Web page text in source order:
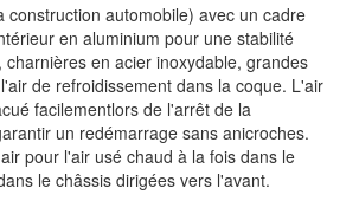
construction automobile) avec un cadre
en aluminium pour une stabilité
charnières en acier inoxydable, grandes
de refroidissement dans la coque. L'air
facilementlors de l'arrêt de la
un redémarrage sans anicroches.
pour l'air usé chaud à la fois dans le
le châssis dirigées vers l'avant.